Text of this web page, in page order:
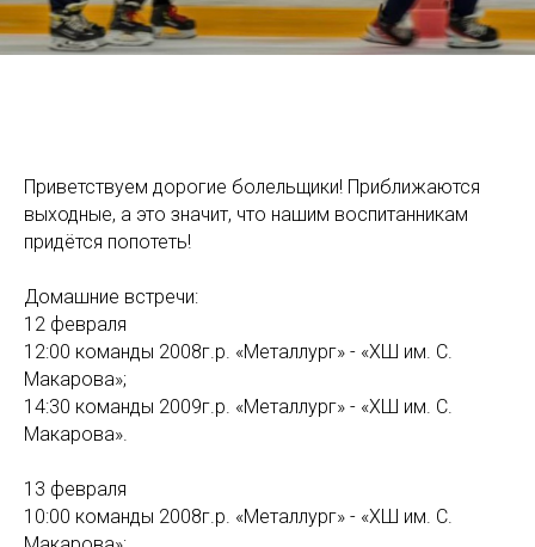
Приветствуем дорогие болельщики! Приближаются
выходные, а это значит, что нашим воспитанникам
придётся попотеть!
Домашние встречи:
12 февраля
12:00 команды 2008г.р. «Металлург» - «ХШ им. С.
Макарова»;
14:30 команды 2009г.р. «Металлург» - «ХШ им. С.
Макарова».
13 февраля
10:00 команды 2008г.р. «Металлург» - «ХШ им. С.